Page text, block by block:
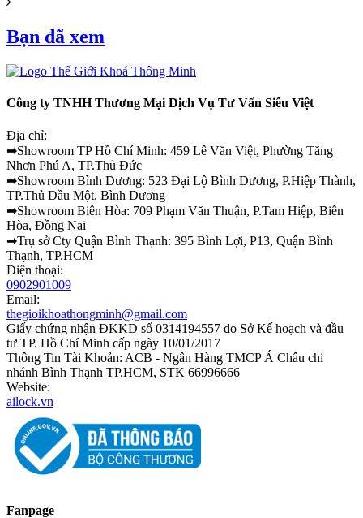
Bạn đã xem
Công ty TNHH Thương Mại Dịch Vụ Tư Vấn Siêu Việt
Địa chỉ:
➡Showroom TP Hồ Chí Minh: 459 Lê Văn Việt, Phường Tăng
Nhơn Phú A, TP.Thủ Đức
➡Showroom Bình Dương: 523 Đại Lộ Bình Dương, P.Hiệp Thành,
TP.Thủ Dầu Một, Bình Dương
➡Showroom Biên Hòa: 709 Phạm Văn Thuận, P.Tam Hiệp, Biên
Hòa, Đồng Nai
➡Trụ sở Cty Quận Bình Thạnh: 395 Bình Lợi, P13, Quận Bình
Thạnh, TP.HCM
Điện thoại:
0902901009
Email:
thegioikhoathongminh@gmail.com
Giấy chứng nhận ĐKKD số 0314194557 do Sở Kế hoạch và đầu
tư TP. Hồ Chí Minh cấp ngày 10/01/2017
Thông Tin Tài Khoản: ACB - Ngân Hàng TMCP Á Châu chi
nhánh Bình Thạnh TP.HCM, STK 66996666
Website:
ailock.vn
Fanpage